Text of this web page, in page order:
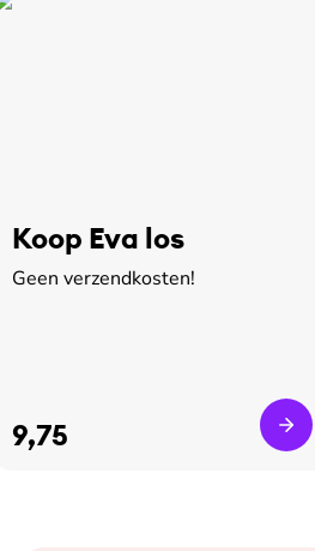
Koop Eva los
Geen verzendkosten!
9,75